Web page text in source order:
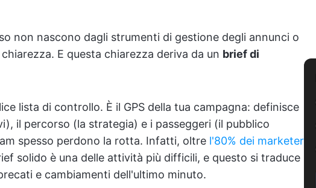
non nascono dagli strumenti di gestione degli annunci o
E questa chiarezza deriva da un brief di
lista di controllo. È il GPS della tua campagna: definisce
il percorso (la strategia) e i passeggeri (il pubblico
spesso perdono la rotta. Infatti, oltre l'80% dei marketer
solido è una delle attività più difficili, e questo si traduce
e cambiamenti dell'ultimo minuto.